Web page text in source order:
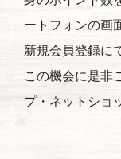
ートフォンの画
新規会員登録に
この機会に是非
プ・ネットショ